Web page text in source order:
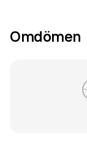
Omdömen